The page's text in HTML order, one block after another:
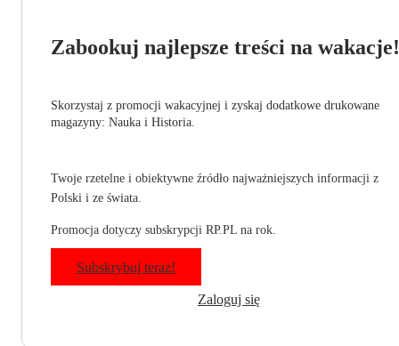
Zabookuj najlepsze treści na wakacje!
Skorzystaj z promocji wakacyjnej i zyskaj dodatkowe drukowane
magazyny: Nauka i Historia.
Twoje rzetelne i obiektywne źródło najważniejszych informacji z
Polski i ze świata.
Promocja dotyczy subskrypcji RP.PL na rok.
Subskrybuj teraz!
Zaloguj się